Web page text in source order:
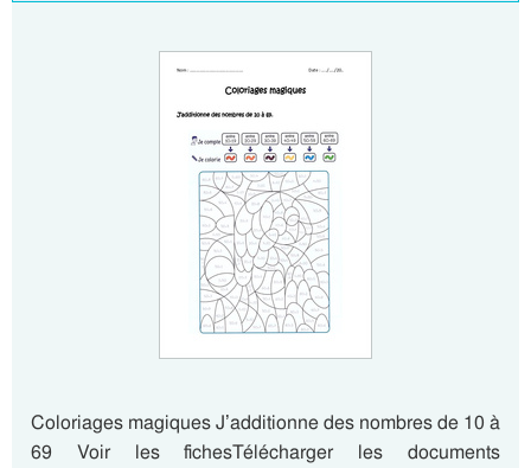
Coloriages magiques J’additionne des nombres de 10 à
69 Voir les fichesTélécharger les documents